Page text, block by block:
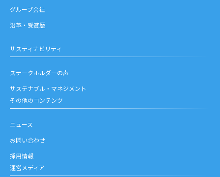
グループ会社
沿革・受賞歴
サスティナビリティ
ステークホルダーの声
サステナブル・マネジメント
その他のコンテンツ
ニュース
お問い合わせ
採用情報
運営メディア